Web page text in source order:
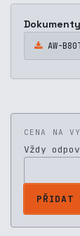
Dokumenty
AW-
CENA NA
Vždy
PŘIDAT